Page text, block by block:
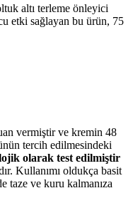
altı terleme önleyici
etki sağlayan bu ürün, 75
vermiştir ve kremin 48
tercih edilmesindeki
olarak test edilmiştir
Kullanımı oldukça basit
taze ve kuru kalmanıza